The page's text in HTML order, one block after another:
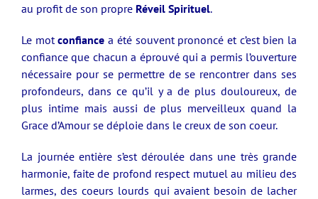
au profit de son propre Réveil Spirituel.
Le motconfiance a été souvent prononcé et c’est bien la
confiance que chacun a éprouvé qui a permis l’ouverture
nécessaire pour se permettre de se rencontrer dans ses
profondeurs, dans ce qu’il y a de plus douloureux, de
plus intime mais aussi de plus merveilleux quand la
Grace d’Amour se déploie dans le creux de son coeur.
La journée entière s’est déroulée dans une très grande
harmonie, faite de profond respect mutuel au milieu des
larmes, des coeurs lourds qui avaient besoin de lacher